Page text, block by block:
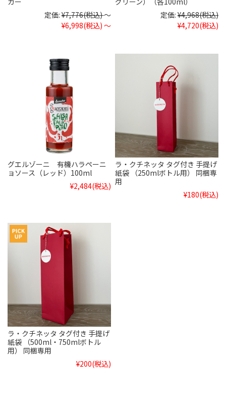
定価:¥7,776(税込)～
¥6,998(税込) ～
定価: ¥4,968(税込)
¥4,720(税込)
グエルゾーニ 有機ハラペーニ
ョソース（レッド）100ml
¥2,484(税込)
ラ・クチネッタ タグ付き 手提げ
紙袋 （250mlボトル用） 同梱専
用
¥180(税込)
ラ・クチネッタ タグ付き 手提げ
紙袋 （500ml・750mlボトル
用） 同梱専用
¥200(税込)